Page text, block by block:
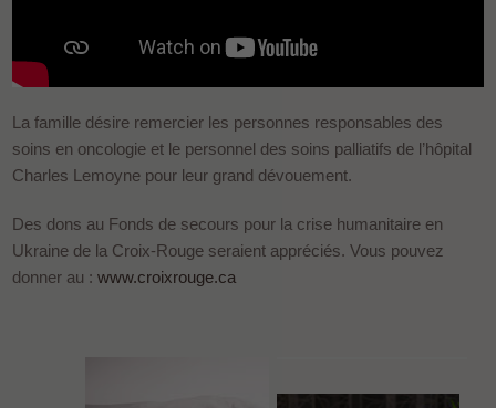
La famille désire remercier les personnes responsables des
soins en oncologie et le personnel des soins palliatifs de l’hôpital
Charles Lemoyne pour leur grand dévouement.
Des dons au Fonds de secours pour la crise humanitaire en
Ukraine de la Croix-Rouge seraient appréciés. Vous pouvez
donner au :www.croixrouge.ca